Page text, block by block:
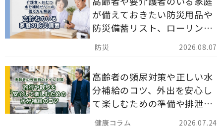
2026.08.07
が備えておきたい防災用品や
防災備蓄リスト、ローリング
ストックのポイントについて
解説します。
2026.07.24
高齢者の頻尿対策や正しい水
分補給のコツ、外出を安心し
て楽しむための準備や排泄ケ
ア用品の選び方を解説しま